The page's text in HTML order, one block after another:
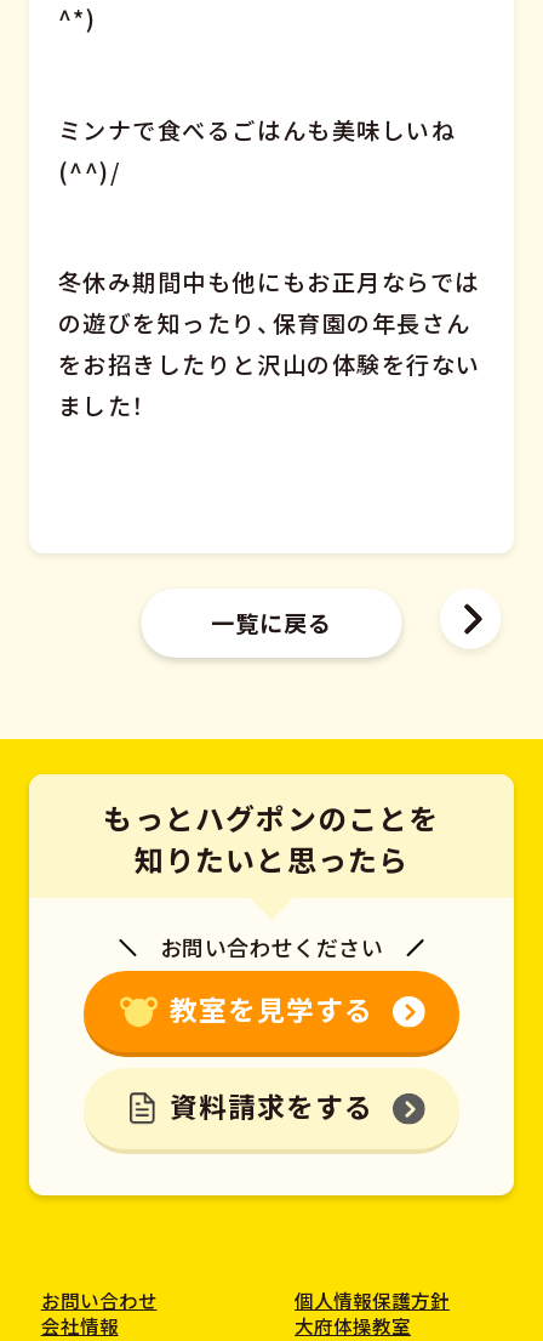
^*)
ミンナで食べるごはんも美味しいね
(^^)/
冬休み期間中も他にもお正月ならでは
の遊びを知ったり、保育園の年長さん
をお招きしたりと沢山の体験を行ない
ました！
一覧に戻る
もっとハグポンのことを
知りたいと思ったら
お問い合わせください
教室を見学する
資料請求をする
お問い合わせ
個人情報保護方針
会社情報
大府体操教室